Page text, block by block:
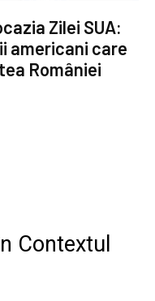
Zilei SUA:
americani care
României
Contextul